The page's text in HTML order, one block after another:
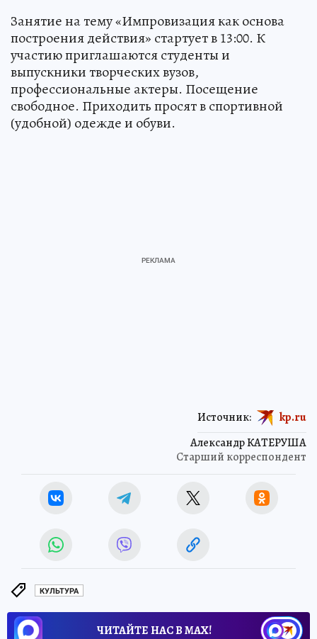
Занятие на тему «Импровизация как основа
построения действия» стартует в 13:00. К
участию приглашаются студенты и
выпускники творческих вузов,
профессиональные актеры. Посещение
свободное. Приходить просят в спортивной
(удобной) одежде и обуви.
Александр КАТЕРУША
Старший корреспондент
Источник: kp.ru
КУЛЬТУРА
ЧИТАЙТЕ НАС В МАХ!